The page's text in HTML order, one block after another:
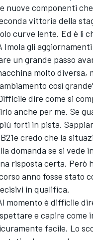
nuove componenti
vittoria della
curve lente. Ed è lì
Imola gli
un grande passo
molto diversa,
così
dire come si
anche per me. Se
forti in pista.
credo che la
domanda se si vede
risposta certa. Però
anno fosse stato
in qualifica.
momento è difficile
e capire come
facile. Lo